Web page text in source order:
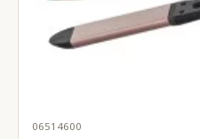
06514600